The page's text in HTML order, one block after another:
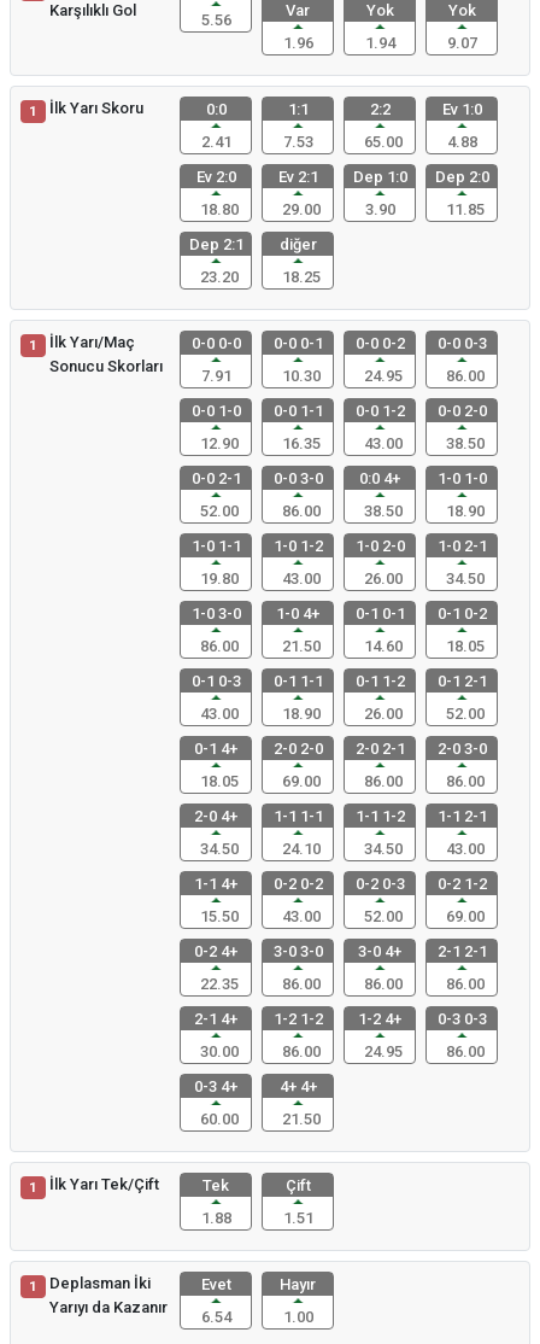
Karşılıklı Gol
5.56
Var
1.96
Yok
1.94
Yok
9.07
1 İlk Yarı Skoru
0:0
2.41
1:1
7.53
2:2
65.00
Ev 1:0
4.88
Ev 2:0
18.80
Ev 2:1
29.00
Dep 1:0
3.90
Dep 2:0
11.85
Dep 2:1
23.20
diğer
18.25
1
İlk Yarı/Maç
Sonucu Skorları
0-0 0-0
7.91
0-0 0-1
10.30
0-0 0-2
24.95
0-0 0-3
86.00
0-0 1-0
12.90
0-0 1-1
16.35
0-0 1-2
43.00
0-0 2-0
38.50
0-0 2-1
52.00
0-0 3-0
86.00
0:0 4+
38.50
1-0 1-0
18.90
1-0 1-1
19.80
1-0 1-2
43.00
1-0 2-0
26.00
1-0 2-1
34.50
1-0 3-0
86.00
1-0 4+
21.50
0-1 0-1
14.60
0-1 0-2
18.05
0-1 0-3
43.00
0-1 1-1
18.90
0-1 1-2
26.00
0-1 2-1
52.00
0-1 4+
18.05
2-0 2-0
69.00
2-0 2-1
86.00
2-0 3-0
86.00
2-0 4+
34.50
1-1 1-1
24.10
1-1 1-2
34.50
1-1 2-1
43.00
1-1 4+
15.50
0-2 0-2
43.00
0-2 0-3
52.00
0-2 1-2
69.00
0-2 4+
22.35
3-0 3-0
86.00
3-0 4+
86.00
2-1 2-1
86.00
2-1 4+
30.00
1-2 1-2
86.00
1-2 4+
24.95
0-3 0-3
86.00
0-3 4+
60.00
4+ 4+
21.50
1 İlk Yarı Tek/Çift
Tek
1.88
Çift
1.51
1
Deplasman İki
Yarıyı da Kazanır
Evet
6.54
Hayır
1.00